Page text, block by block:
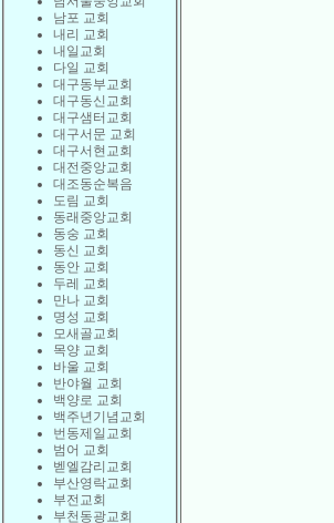
남포 교회
내리 교회
내일교회
다일 교회
대구동부교회
대구동신교회
대구샘터교회
대구서문 교회
대구서현교회
대전중앙교회
대조동순복음
도림 교회
동래중앙교회
동숭 교회
동신 교회
동안 교회
두레 교회
만나 교회
명성 교회
모새골교회
목양 교회
바울 교회
반야월 교회
백양로 교회
백주년기념교회
번동제일교회
범어 교회
벧엘감리교회
부산영락교회
부전교회
부천동광교회